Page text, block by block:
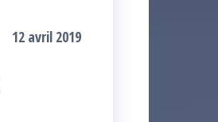
12 avril 2019